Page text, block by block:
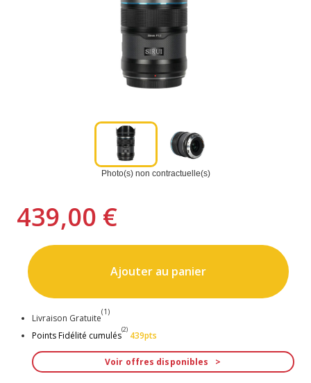
Photo(s) non contractuelle(s)
439,00 €
Ajouter au panier
Livraison Gratuite
(1)
Points Fidélité cumulés
(2)
439pts
Voir offres disponibles